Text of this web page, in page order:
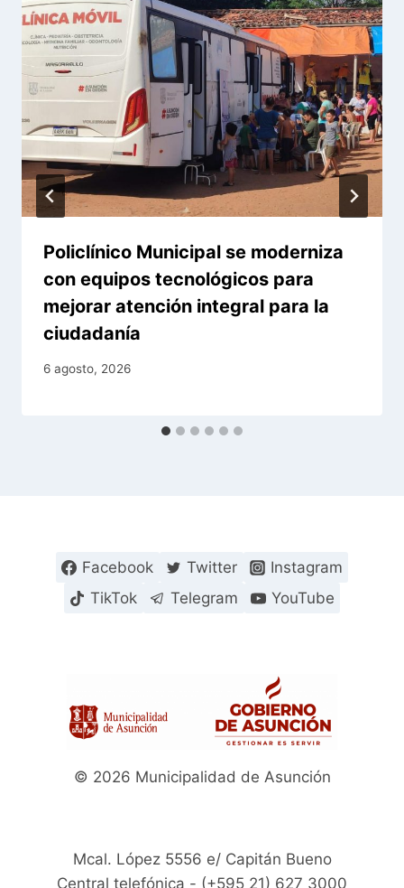
Policlínico Municipal se moderniza
con equipos tecnológicos para
mejorar atención integral para la
ciudadanía
6 agosto, 2026
Facebook Twitter
Instagram
TikTok
Telegram YouTube
© 2026 Municipalidad de Asunción
Mcal. López 5556 e/ Capitán Bueno
Central telefónica - (+595 21) 627 3000